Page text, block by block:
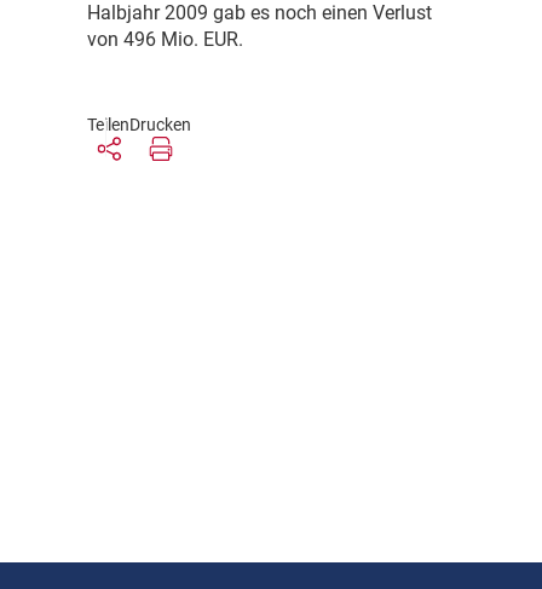
Halbjahr 2009 gab es noch einen Verlust
von 496 Mio. EUR.
TeilenDrucken